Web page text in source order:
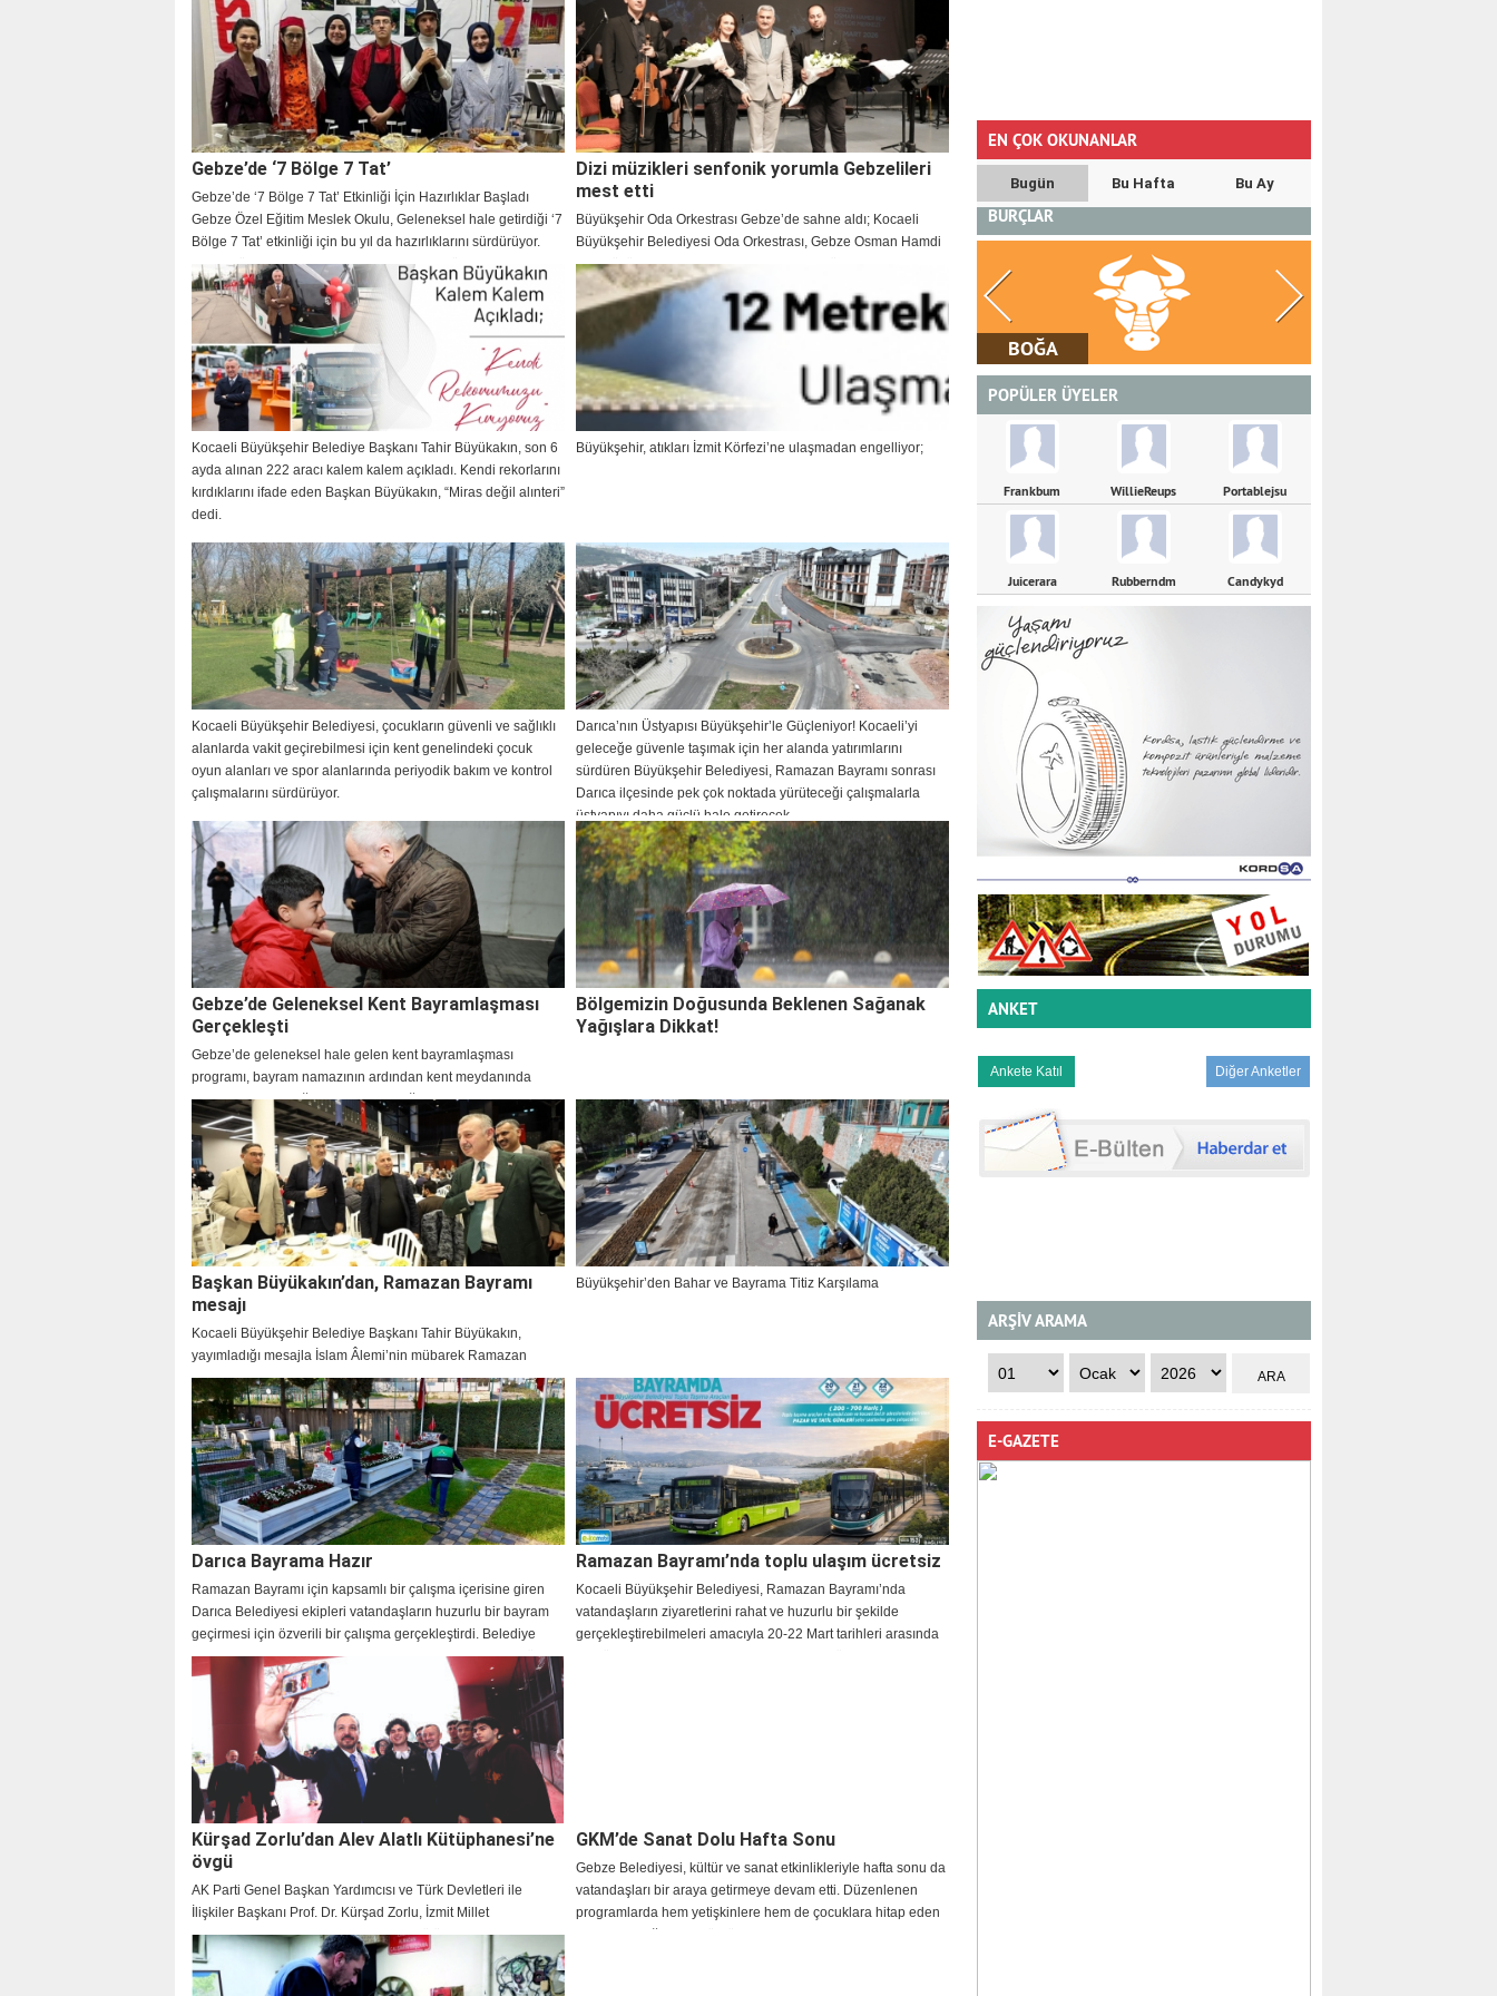
Gebze’de ‘7 Bölge 7 Tat’
Gebze’de ‘7 Bölge 7 Tat’ Etkinliği İçin Hazırlıklar Başladı
Gebze Özel Eğitim Meslek Okulu, Geleneksel hale getirdiği ‘7
Bölge 7 Tat’ etkinliği için bu yıl da hazırlıklarını sürdürüyor.
Etkinlik öncesinde okul yetkilisiyle kısa bir röportaj
gerçekleştirdik.
Dizi müzikleri senfonik yorumla Gebzelileri
mest etti
Büyükşehir Oda Orkestrası Gebze’de sahne aldı; Kocaeli
Büyükşehir Belediyesi Oda Orkestrası, Gebze Osman Hamdi
Bey Kültür Merkezi’nde Toygar Işıklı dizi müziklerini
sahneledi. Şef Engin Şen yönetimindeki konser, senfonik
yorumlarıyla Gebzelileri mest etti.
Kocaeli Büyükşehir Belediye Başkanı Tahir Büyükakın, son 6
ayda alınan 222 aracı kalem kalem açıkladı. Kendi rekorlarını
kırdıklarını ifade eden Başkan Büyükakın, “Miras değil alınteri”
dedi.
Büyükşehir, atıkları İzmit Körfezi’ne ulaşmadan engelliyor;
Kocaeli Büyükşehir Belediyesi, çocukların güvenli ve sağlıklı
alanlarda vakit geçirebilmesi için kent genelindeki çocuk
oyun alanları ve spor alanlarında periyodik bakım ve kontrol
çalışmalarını sürdürüyor.
Darıca’nın Üstyapısı Büyükşehir’le Güçleniyor! Kocaeli’yi
geleceğe güvenle taşımak için her alanda yatırımlarını
sürdüren Büyükşehir Belediyesi, Ramazan Bayramı sonrası
Darıca ilçesinde pek çok noktada yürüteceği çalışmalarla
üstyapıyı daha güçlü hale getirecek.
Gebze’de Geleneksel Kent Bayramlaşması
Gerçekleşti
Gebze’de geleneksel hale gelen kent bayramlaşması
programı, bayram namazının ardından kent meydanında
gerçekleştirildi. Yoğun katılımın olduğu programda Gebzeliler
bayram sevincini birlikte yaşadı.
Bölgemizin Doğusunda Beklenen Sağanak
Yağışlara Dikkat!
Başkan Büyükakın’dan, Ramazan Bayramı
mesajı
Kocaeli Büyükşehir Belediye Başkanı Tahir Büyükakın,
yayımladığı mesajla İslam Âlemi’nin mübarek Ramazan
Bayramı’nı tebrik etti.
Büyükşehir’den Bahar ve Bayrama Titiz Karşılama
Darıca Bayrama Hazır
Ramazan Bayramı için kapsamlı bir çalışma içerisine giren
Darıca Belediyesi ekipleri vatandaşların huzurlu bir bayram
geçirmesi için özverili bir çalışma gerçekleştirdi. Belediye
Başkanı Muzaffer Bıyık da bayram mesajı yayınlayarak tüm
vatandaşların bayramını kutladı.
Ramazan Bayramı’nda toplu ulaşım ücretsiz
Kocaeli Büyükşehir Belediyesi, Ramazan Bayramı’nda
vatandaşların ziyaretlerini rahat ve huzurlu bir şekilde
gerçekleştirebilmeleri amacıyla 20-22 Mart tarihleri arasında
Kürşad Zorlu’dan Alev Alatlı Kütüphanesi’ne
övgü
AK Parti Genel Başkan Yardımcısı ve Türk Devletleri ile
İlişkiler Başkanı Prof. Dr. Kürşad Zorlu, İzmit Millet
Bahçesi’nde hizmet veren Alev Alatlı Kütüphanesi ve Sanat
Galerisi’ni ziyaret etti. Başkan Tahir Büyükakın’ı tebrik ederek
kütüphanenin şehirdeki kültür ve eğitim yaşamına kattığı
GKM’de Sanat Dolu Hafta Sonu
Gebze Belediyesi, kültür ve sanat etkinlikleriyle hafta sonu da
vatandaşları bir araya getirmeye devam etti. Düzenlenen
programlarda hem yetişkinlere hem de çocuklara hitap eden
EN ÇOK OKUNANLAR
Bugün Bu Hafta Bu Ay
BURÇLAR
KOÇ İKİZLER
POPÜLER ÜYELER
Frankbum WillieReups Portablejsu
Juicerara Rubberndm Candykyd
ANKET
Diğer Anketler
ARŞİV ARAMA
E-GAZETE